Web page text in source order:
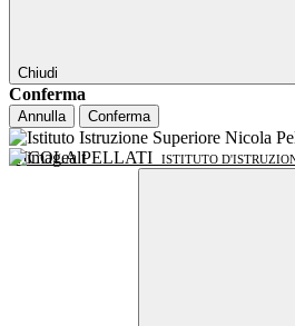
Chiudi
Conferma
Annulla Conferma
NICOLA PELLATI ISTITUTO